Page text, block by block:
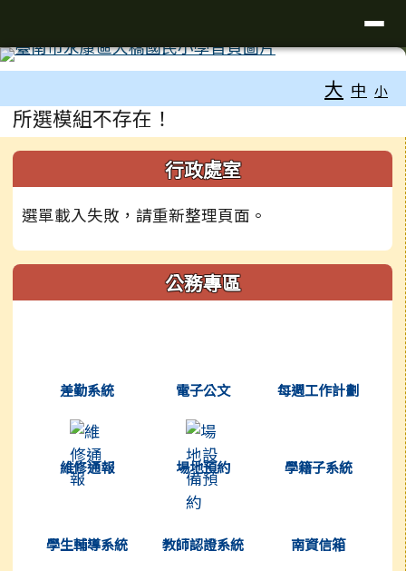
大 中 小
主內容區域
所選模組不存在！
左邊區域內容 行政處室
選單載入失敗，請重新整理頁面。
公務專區
差勤系統 電子公文 每週工作計劃
(另開新視
維修通報
(另開新視窗)
場地預約
(另開新視窗)
學籍子系統
(另開新視
學生輔導系統 教師認證系統 南資信箱
(另開新視
頁尾區域